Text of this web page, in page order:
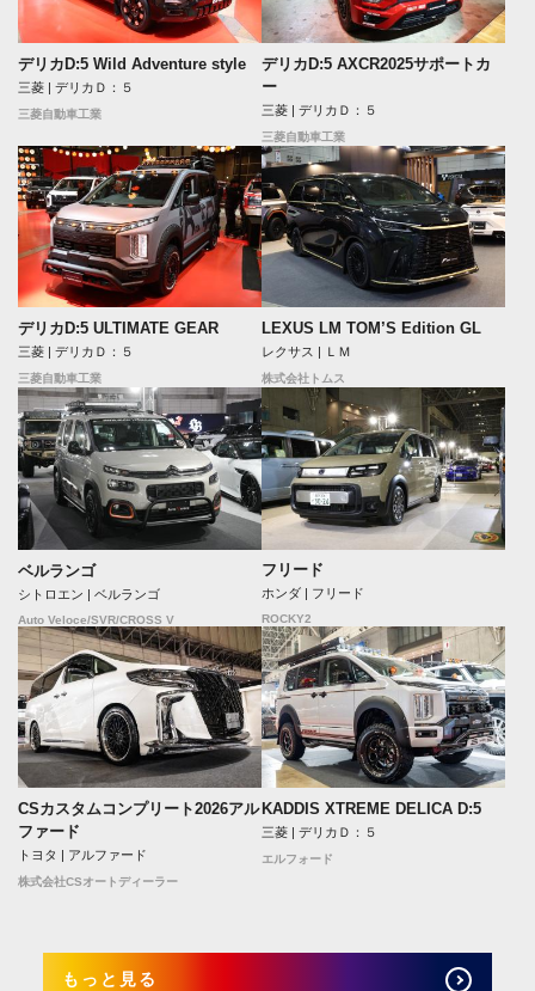
デリカD:5 Wild Adventure style
三菱 | デリカＤ：５
三菱自動車工業
デリカD:5 AXCR2025サポートカ
ー
三菱 | デリカＤ：５
三菱自動車工業
デリカD:5 ULTIMATE GEAR
三菱 | デリカＤ：５
三菱自動車工業
LEXUS LM TOM’S Edition GL
レクサス | ＬＭ
株式会社トムス
ベルランゴ
シトロエン | ベルランゴ
Auto Veloce/SVR/CROSS V
フリード
ホンダ | フリード
ROCKY2
CSカスタムコンプリート2026アル
ファード
トヨタ | アルファード
株式会社CSオートディーラー
KADDIS XTREME DELICA D:5
三菱 | デリカＤ：５
エルフォード
もっと見る